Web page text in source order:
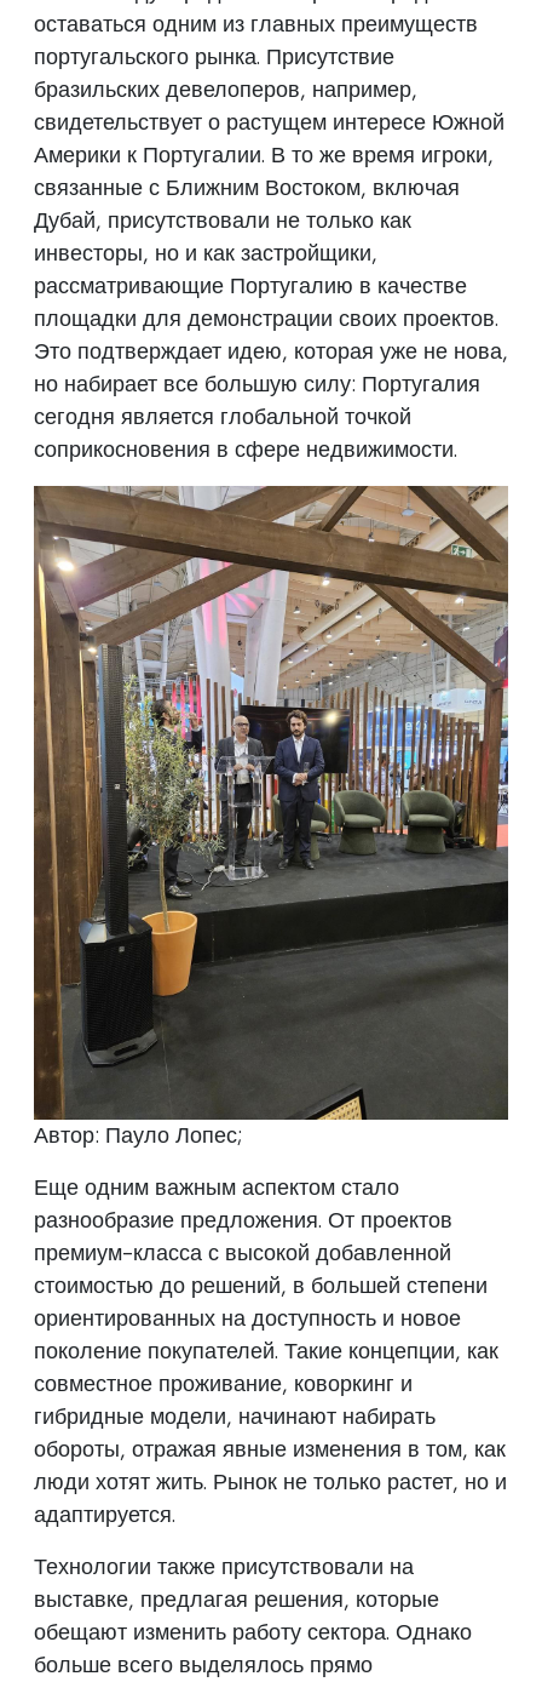
оставаться одним из главных преимуществ
португальского рынка. Присутствие
бразильских девелоперов, например,
свидетельствует о растущем интересе Южной
Америки к Португалии. В то же время игроки,
связанные с Ближним Востоком, включая
Дубай, присутствовали не только как
инвесторы, но и как застройщики,
рассматривающие Португалию в качестве
площадки для демонстрации своих проектов.
Это подтверждает идею, которая уже не нова,
но набирает все большую силу: Португалия
сегодня является глобальной точкой
соприкосновения в сфере недвижимости.
Автор: Пауло Лопес;
Еще одним важным аспектом стало
разнообразие предложения. От проектов
премиум-класса с высокой добавленной
стоимостью до решений, в большей степени
ориентированных на доступность и новое
поколение покупателей. Такие концепции, как
совместное проживание, коворкинг и
гибридные модели, начинают набирать
обороты, отражая явные изменения в том, как
люди хотят жить. Рынок не только растет, но и
адаптируется.
Технологии также присутствовали на
выставке, предлагая решения, которые
обещают изменить работу сектора. Однако
больше всего выделялось прямо